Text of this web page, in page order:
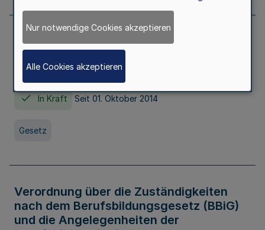
Gesetz über die Hochschulen des Landes
Nordrhein-Westfalen (Hochschulgesetz -
HG)
In Kraft Seit 01. Oktober 2014
Gesetz
Verordnung über die Zuständigkeiten
nach dem Berufsbildungsgesetz (BBiG)
und die Angelegenheiten der
Nur notwendige Cookies akzeptieren
Alle Cookies akzeptieren